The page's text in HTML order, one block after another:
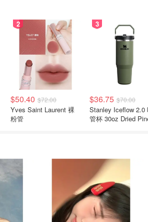
2
$50.40 $72.00
Yves Saint Laurent 裸
粉管
3
$36.75 $70.00
Stanley Iceflow 2.0 吸
管杯 30oz Dried